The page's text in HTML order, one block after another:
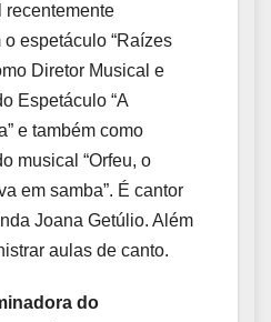
recentemente
espetáculo “Raízes
Diretor Musical e
Espetáculo “A
e também como
musical “Orfeu, o
em samba”. É cantor
Joana Getúlio. Além
aulas de canto.
do